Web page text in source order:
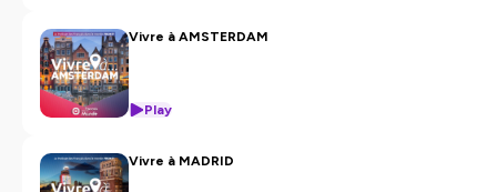
Vivre à AMSTERDAM
Play
Vivre à MADRID